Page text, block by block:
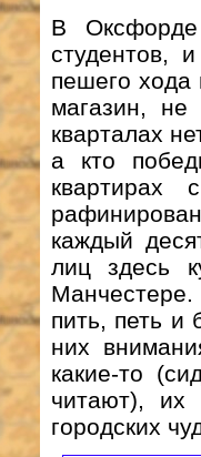
В
студентов,
пешего
магазин,
кварталах
а кто
каждый
лиц здесь
Манчестере.
пить, петь и
них
какие-то
читают),
городских